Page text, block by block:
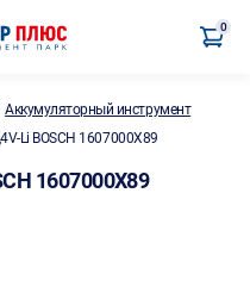
0
Аккумуляторный инструмент
Li BOSCH 1607000X89
1607000X89